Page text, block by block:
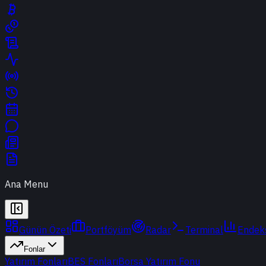
Ana Menu
Günün Özeti Portföyüm Radar Terminal
Fonlar
Yatırım FonlarıBES FonlarıBorsa Yatırım Fonu